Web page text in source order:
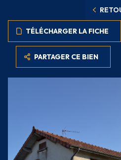
TÉLÉCHARGER LA FICHE
PARTAGER CE BIEN